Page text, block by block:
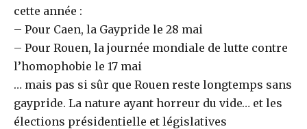
cette année :
– Pour Caen, la Gaypride le 28 mai
– Pour Rouen, la journée mondiale de lutte contre
l’homophobie le 17 mai
… mais pas si sûr que Rouen reste longtemps sans
gaypride. La nature ayant horreur du vide… et les
élections présidentielle et législatives